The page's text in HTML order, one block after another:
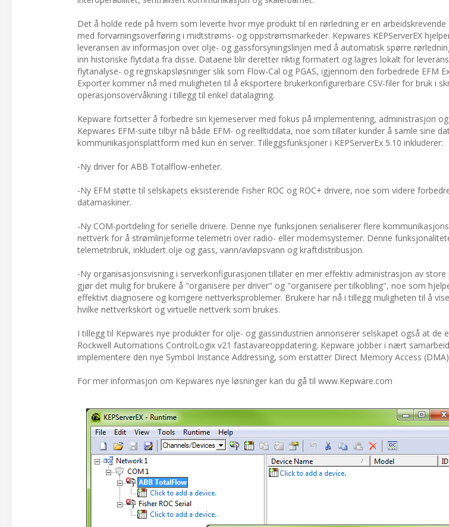
Det å holde rede på hvem som leverte hvor mye produkt til en rørledning er en
med forvarningsoverføring i midtstrøms- og oppstrømsmarkeder. Kepwares KEPServerEX
leveransen av informasjon over olje- og gassforsyningslinjen med å automatisk spørre
inn historiske flytdata fra disse. Dataene blir deretter riktig formatert og lagres lokalt for
flytanalyse- og regnskapsløsninger slik som Flow-Cal og PGAS, igjennom den forbedrede EFM
Exporter kommer nå med muligheten til å eksportere brukerkonfigurerbare CSV-filer for bruk i
operasjonsovervåkning i tillegg til enkel datalagring.
Kepware fortsetter å forbedre sin kjerneserver med fokus på implementering, administrasjon
Kepwares EFM-suite tilbyr nå både EFM- og reelltiddata, noe som tillater kunder å samle sine
kommunikasjonsplattform med kun én server. Tilleggsfunksjoner i KEPServerEx 5.10 inkluderer:
-Ny driver for ABB Totalflow-enheter.
-Ny EFM støtte til selskapets eksisterende Fisher ROC og ROC+ drivere, noe som videre
datamaskiner.
-Ny COM-portdeling for serielle drivere. Denne nye funksjonen serialiserer flere
nettverk for å strømlinjeforme telemetri over radio- eller modemsystemer. Denne
telemetribruk, inkludert olje og gass, vann/avløpsvann og kraftdistribusjon.
-Ny organisasjonsvisning i serverkonfigurasjonen tillater en mer effektiv administrasjon av
gjør det mulig for brukere å "organisere per driver" og "organisere per tilkobling", noe som
effektivt diagnosere og korrigere nettverksproblemer. Brukere har nå i tillegg muligheten til å
hvilke nettverkskort og virtuelle nettverk som brukes.
I tillegg til Kepwares nye produkter for olje- og gassindustrien annonserer selskapet også at de
Rockwell Automations ControlLogix v21 fastavareoppdatering. Kepware jobber i nært
implementere den nye Symbol Instance Addressing, som erstatter Direct Memory Access
For mer informasjon om Kepwares nye løsninger kan du gå til www.Kepware.com